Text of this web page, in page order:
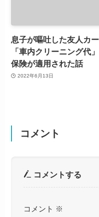
息子が嘔吐した友人カ
「車内クリーニング代
保険が適用された話
2022年6月13日
コメント
コメントする
コメント ※